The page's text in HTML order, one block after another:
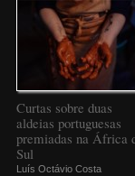
Curtas sobre duas
aldeias portuguesas
premiadas na África
Sul
Luís Octávio Costa